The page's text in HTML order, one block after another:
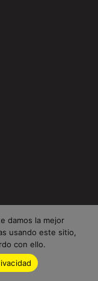
damos la mejor
usando este sitio,
con ello.